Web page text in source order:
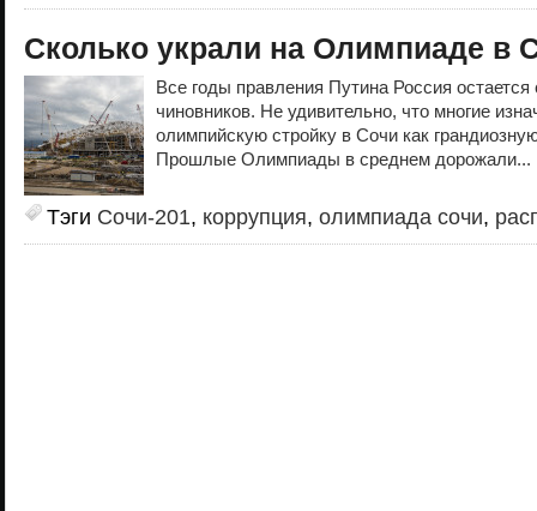
Сколько украли на Олимпиаде в
Все годы правления Путина Россия
чиновников. Не удивительно, что многие
олимпийскую стройку в Сочи как
Прошлые Олимпиады в среднем дорожали...
Тэги Сочи-201, коррупция, олимпиада сочи,